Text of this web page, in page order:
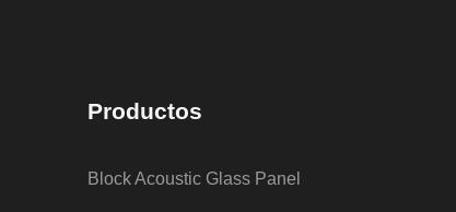
Productos
Block Acoustic Glass Panel